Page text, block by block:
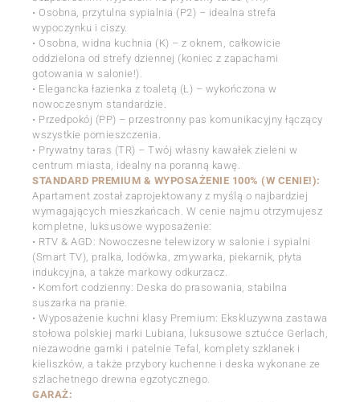
• Osobna, przytulna sypialnia (P2) – idealna strefa
wypoczynku i ciszy.
• Osobna, widna kuchnia (K) – z oknem, całkowicie
oddzielona od strefy dziennej (koniec z zapachami
gotowania w salonie!).
• Elegancka łazienka z toaletą (Ł) – wykończona w
nowoczesnym standardzie.
• Przedpokój (PP) – przestronny pas komunikacyjny łączący
wszystkie pomieszczenia.
• Prywatny taras (TR) – Twój własny kawałek zieleni w
centrum miasta, idealny na poranną kawę.
STANDARD PREMIUM & WYPOSAŻENIE 100% (W CENIE!):
Apartament został zaprojektowany z myślą o najbardziej
wymagających mieszkańcach. W cenie najmu otrzymujesz
kompletne, luksusowe wyposażenie:
• RTV & AGD: Nowoczesne telewizory w salonie i sypialni
(Smart TV), pralka, lodówka, zmywarka, piekarnik, płyta
indukcyjna, a także markowy odkurzacz.
• Komfort codzienny: Deska do prasowania, stabilna
suszarka na pranie.
• Wyposażenie kuchni klasy Premium: Ekskluzywna zastawa
stołowa polskiej marki Lubiana, luksusowe sztućce Gerlach,
niezawodne garnki i patelnie Tefal, komplety szklanek i
kieliszków, a także przybory kuchenne i deska wykonane ze
szlachetnego drewna egzotycznego.
GARAŻ: